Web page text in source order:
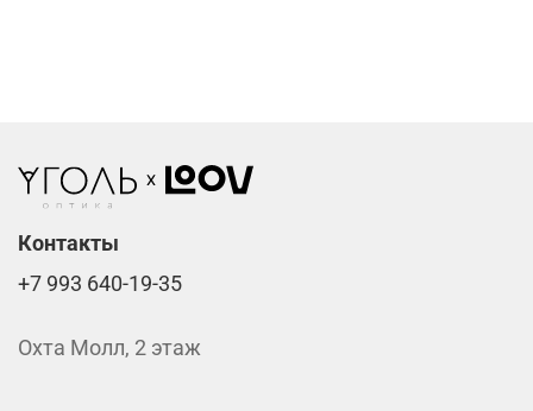
Контакты
+7 993 640-19-35
Охта Молл, 2 этаж